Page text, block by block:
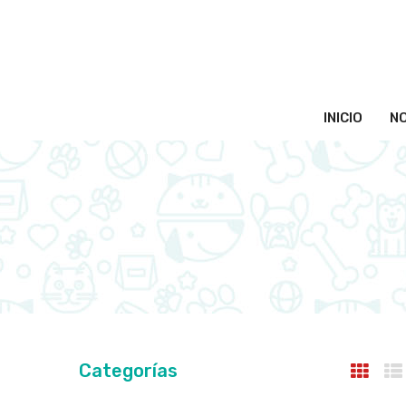
INICIO
Categorías